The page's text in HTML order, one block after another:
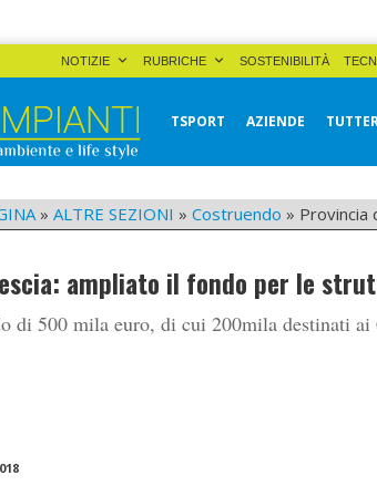
NOTIZIE RUBRICHE SOSTENIBILITÀ
TSPORT AZIENDE
» ALTRE SEZIONI » Costruendo »
ampliato il fondo per le
di 500 mila euro, di cui 200mila destinati